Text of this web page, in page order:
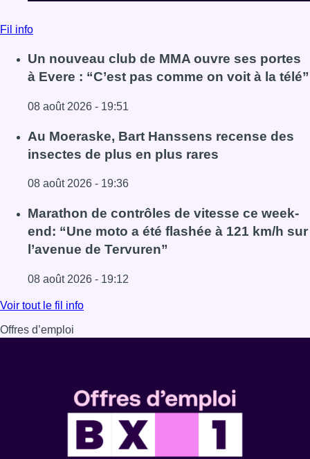
Fil info
Un nouveau club de MMA ouvre ses portes
à Evere : “C’est pas comme on voit à la télé”
08 août 2026 - 19:51
Lire l'article Un nouveau club de MMA ouvre ses portes à
Au Moeraske, Bart Hanssens recense des
insectes de plus en plus rares
08 août 2026 - 19:36
Lire l'article Au Moeraske, Bart Hanssens recense des
Marathon de contrôles de vitesse ce week-
end: “Une moto a été flashée à 121 km/h sur
l’avenue de Tervuren”
08 août 2026 - 19:12
Lire l'article Marathon de contrôles de vitesse ce week-
Voir tout le fil info
Offres d’emploi